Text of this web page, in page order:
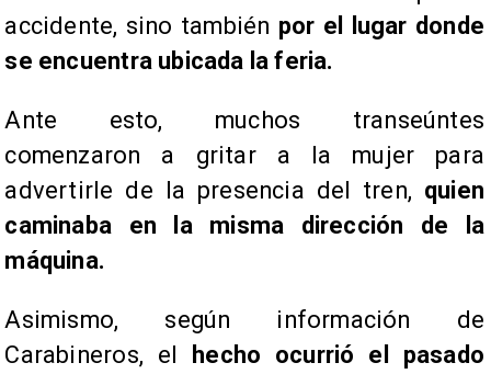
accidente, sino también por el lugar donde
se encuentra ubicada la feria.
Ante esto, muchos transeúntes
comenzaron a gritar a la mujer para
advertirle de la presencia del tren, quien
caminaba en la misma dirección de la
máquina.
Asimismo, según información de
Carabineros, el
hecho ocurrió el pasado